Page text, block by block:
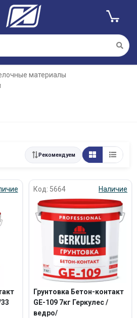
материалы
Рекомендуем
Код: 5664 Наличие
Грунтовка Бетон-контакт
GE-109 7кг Геркулес /
ведро/